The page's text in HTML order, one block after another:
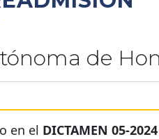
de
en el DICTAMEN 05-2024